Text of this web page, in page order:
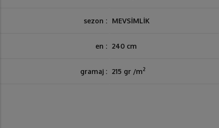
sezon : MEVSİMLİK
en : 240 cm
gramaj : 215 gr /m2